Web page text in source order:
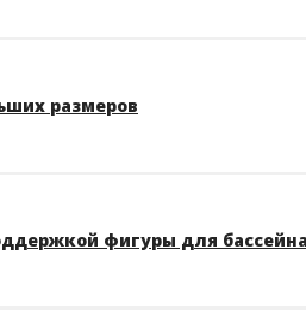
размеров
фигуры для